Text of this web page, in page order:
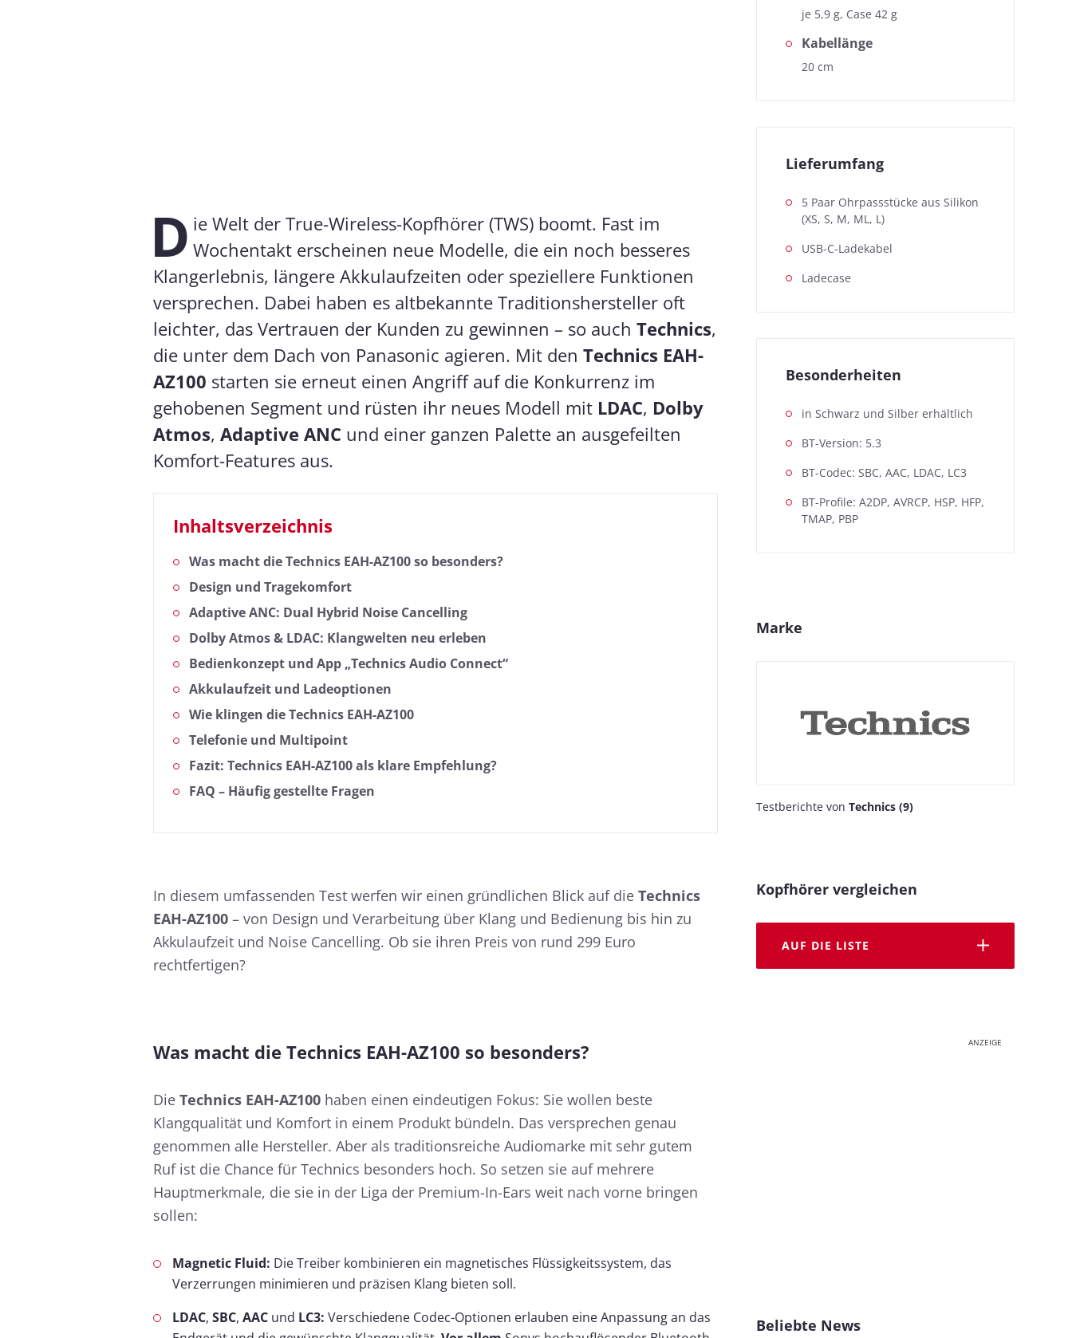
D ie Welt der True-Wireless-Kopfhörer (TWS) boomt. Fast im
Wochentakt erscheinen neue Modelle, die ein noch besseres
Klangerlebnis, längere Akkulaufzeiten oder speziellere Funktionen
versprechen. Dabei haben es altbekannte Traditionshersteller oft
leichter, das Vertrauen der Kunden zu gewinnen – so auch Technics,
die unter dem Dach von Panasonic agieren. Mit den Technics EAH-
AZ100 starten sie erneut einen Angriff auf die Konkurrenz im
gehobenen Segment und rüsten ihr neues Modell mit LDAC, Dolby
Atmos, Adaptive ANC und einer ganzen Palette an ausgefeilten
Komfort-Features aus.
Inhaltsverzeichnis
Was macht die Technics EAH-AZ100 so besonders?
Design und Tragekomfort
Adaptive ANC: Dual Hybrid Noise Cancelling
Dolby Atmos & LDAC: Klangwelten neu erleben
Bedienkonzept und App „Technics Audio Connect“
Akkulaufzeit und Ladeoptionen
Wie klingen die Technics EAH-AZ100
Telefonie und Multipoint
Fazit: Technics EAH-AZ100 als klare Empfehlung?
FAQ – Häufig gestellte Fragen
In diesem umfassenden Test werfen wir einen gründlichen Blick auf die Technics
EAH-AZ100 – von Design und Verarbeitung über Klang und Bedienung bis hin zu
Akkulaufzeit und Noise Cancelling. Ob sie ihren Preis von rund 299 Euro
rechtfertigen?
Was macht die Technics EAH-AZ100 so besonders?
Die Technics EAH-AZ100 haben einen eindeutigen Fokus: Sie wollen beste
Klangqualität und Komfort in einem Produkt bündeln. Das versprechen genau
genommen alle Hersteller. Aber als traditionsreiche Audiomarke mit sehr gutem
Ruf ist die Chance für Technics besonders hoch. So setzen sie auf mehrere
Hauptmerkmale, die sie in der Liga der Premium-In-Ears weit nach vorne bringen
sollen:
Magnetic Fluid: Die Treiber kombinieren ein magnetisches Flüssigkeitssystem, das
Verzerrungen minimieren und präzisen Klang bieten soll.
LDAC, SBC, AAC und LC3: Verschiedene Codec-Optionen erlauben eine Anpassung an das
je 5,9 g, Case 42 g
Kabellänge
20 cm
Lieferumfang
5 Paar Ohrpassstücke aus Silikon
(XS, S, M, ML, L)
USB-C-Ladekabel
Ladecase
Besonderheiten
in Schwarz und Silber erhältlich
BT-Version: 5.3
BT-Codec: SBC, AAC, LDAC, LC3
BT-Profile: A2DP, AVRCP, HSP, HFP,
TMAP, PBP
Marke
Testberichte von Technics (9)
Kopfhörer vergleichen
AUF DIE LISTE
ANZEIGE
Beliebte News